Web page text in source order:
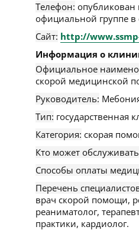
Телефон: опубликован
официальной группе в
Сайт: http://
Информация о
Официальное
скорой медицинской
Руководитель:
Тип: государственная
Категория: скорая
Кто может
Способы оплаты
Перечень
врач скорой помощи,
реаниматолог,
практики, кардиолог.